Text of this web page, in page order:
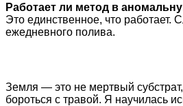
Работает ли метод в
Это единственное, что
ежедневного полива.
Земля — это не мертвый
бороться с травой. Я научилась